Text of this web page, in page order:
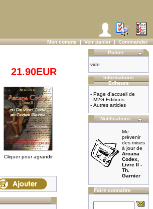
Mon compte|Voir panier|Commander
21.90EUR
Cliquer pour agrandir
Panier
vide
Informations
Editeurs
- Page d'accueil de
M2G Editions
- Autres articles
Notifications
Me
prévenir
des mises
à jour de
Arcana
Codex,
Livre II -
Th.
Garnier
Faire connaître